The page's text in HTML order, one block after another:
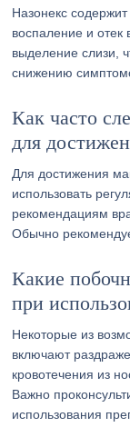
Назонекс
воспаление и отек
выделение слизи,
снижению
Как часто
для
Для достижения
использовать
рекомендациям
Обычно
Какие
при
Некоторые из
включают
кровотечения из
Важно
использования